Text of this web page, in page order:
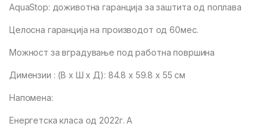
AquaStop: доживотна гаранција за заштита од поплава
Целосна гаранција на производот од 60мес.
Можност за вградување под работна површина
Димензии : (В x Ш x Д): 84.8 x 59.8 x 55 см
Напомена:
Енергетска класа од 2022г. A